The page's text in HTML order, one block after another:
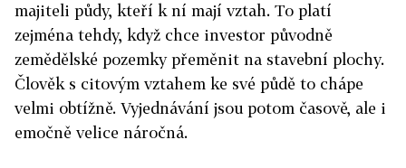
majiteli půdy, kteří k ní mají vztah. To platí
zejména tehdy, když chce investor původně
zemědělské pozemky přeměnit na stavební plochy.
Člověk s citovým vztahem ke své půdě to chápe
velmi obtížně. Vyjednávání jsou potom časově, ale i
emočně velice náročná.